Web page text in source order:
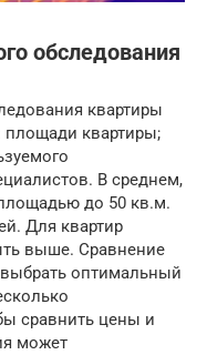
обследования
квартиры
площади квартиры;
В среднем,
до 50 кв.м.
Для квартир
выше. Сравнение
оптимальный
сравнить цены и
может